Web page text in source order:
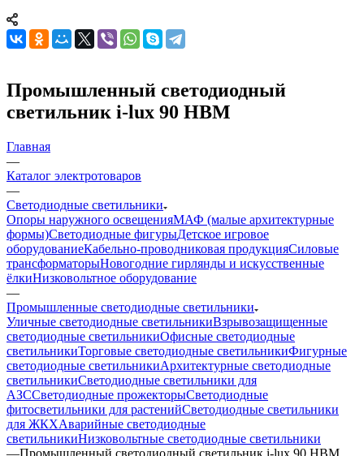
Промышленный светодиодный
светильник i-lux 90 HBM
Главная
—
Каталог электротоваров
—
Светодиодные светильники
Опоры наружного освещенияМАФ (малые архитектурные
формы)Светодиодные фигурыДетское игровое
оборудованиеКабельно-проводниковая продукцияСиловые
трансформаторыНовогодние гирлянды и искусственные
ёлкиНизковольтное оборудование
—
Промышленные светодиодные светильники
Уличные светодиодные светильникиВзрывозащищенные
светодиодные светильникиОфисные светодиодные
светильникиТорговые светодиодные светильникиФигурные
светодиодные светильникиАрхитектурные светодиодные
светильникиСветодиодные светильники для
АЗССветодиодные прожекторыСветодиодные
фитосветильники для растенийСветодиодные светильники
для ЖКХАварийные светодиодные
светильникиНизковольтные светодиодные светильники
—Промышленный светодиодный светильник i-lux 90 HBM